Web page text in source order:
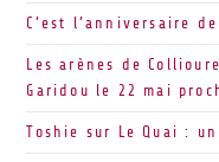
C’est l’anniversaire
Les arènes de
Garidou le 22 mai
Toshie sur Le Quai :